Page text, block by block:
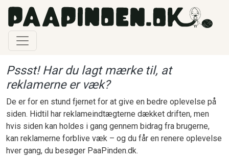
Gå til hovedindhold
Pssst! Har du lagt mærke til, at
reklamerne er væk?
De er for en stund fjernet for at give en bedre oplevelse på
siden. Hidtil har reklameindtægterne dækket driften, men
hvis siden kan holdes i gang gennem bidrag fra brugerne,
kan reklamerne forblive væk – og du får en renere oplevelse
hver gang, du besøger PaaPinden.dk.